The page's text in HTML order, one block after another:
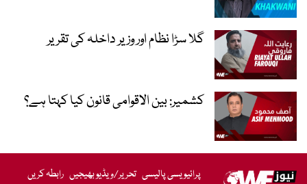
گلا سڑا نظام اور وزیر داخلہ کی تقریر
کشمیر: بین الاقوامی قانون کیا کہتا ہے؟
پرائیویسی پالیسی تحریر/ویڈیو بھیجیں رابطہ کریں